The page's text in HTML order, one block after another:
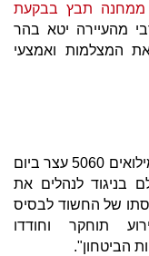
ממחנה תבץ בבקעת
מהעיירה יטא בהר
המצלמות ואמצעי
מדובר צה״ל נמסר לקול היהודי: "גדוד המילואים 5060 עצר ביום
בניגוד לנהלים את
של החשוד לבסיס
תוחקר וחודדו
הביטחון".